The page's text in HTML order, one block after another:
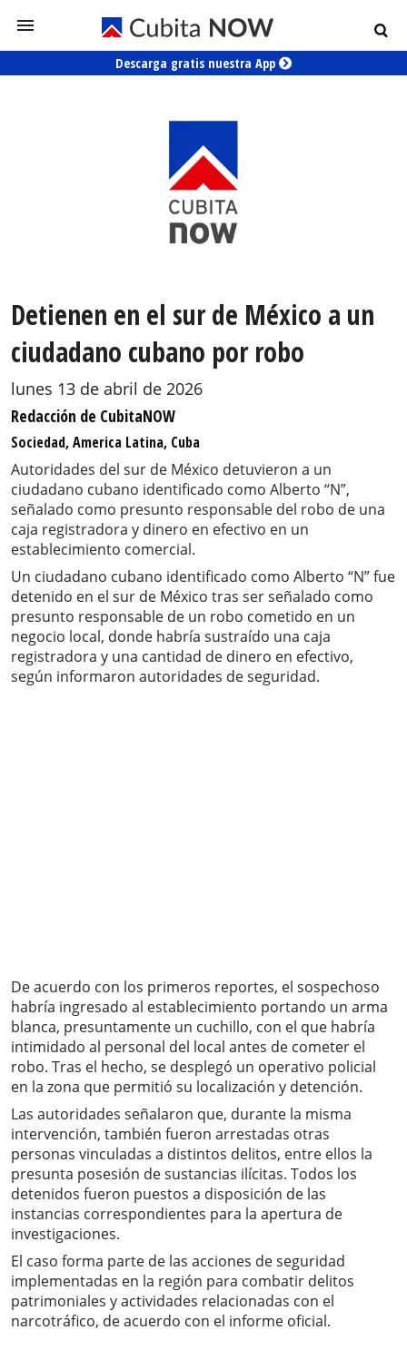
Descarga gratis nuestra App
Detienen en el sur de México a un
ciudadano cubano por robo
lunes 13 de abril de 2026
Redacción de CubitaNOW
Sociedad, America Latina, Cuba
Autoridades del sur de México detuvieron a un
ciudadano cubano identificado como Alberto “N”,
señalado como presunto responsable del robo de una
caja registradora y dinero en efectivo en un
establecimiento comercial.
Un ciudadano cubano identificado como Alberto “N” fue
detenido en el sur de México tras ser señalado como
presunto responsable de un robo cometido en un
negocio local, donde habría sustraído una caja
registradora y una cantidad de dinero en efectivo,
según informaron autoridades de seguridad.
De acuerdo con los primeros reportes, el sospechoso
habría ingresado al establecimiento portando un arma
blanca, presuntamente un cuchillo, con el que habría
intimidado al personal del local antes de cometer el
robo. Tras el hecho, se desplegó un operativo policial
en la zona que permitió su localización y detención.
Las autoridades señalaron que, durante la misma
intervención, también fueron arrestadas otras
personas vinculadas a distintos delitos, entre ellos la
presunta posesión de sustancias ilícitas. Todos los
detenidos fueron puestos a disposición de las
instancias correspondientes para la apertura de
investigaciones.
El caso forma parte de las acciones de seguridad
implementadas en la región para combatir delitos
patrimoniales y actividades relacionadas con el
narcotráfico, de acuerdo con el informe oficial.